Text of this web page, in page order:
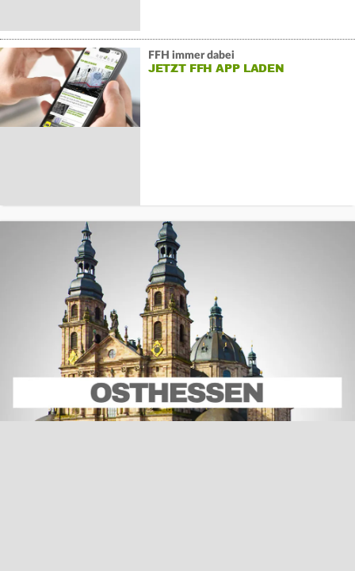
FFH immer dabei
JETZT FFH APP LADEN